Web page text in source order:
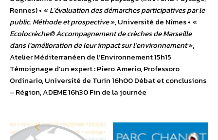
Rennes) • « L’évaluation des démarches participatives par le
public. Méthode et prospective», Université de Nîmes • «
Ecolocrèche® Accompagnement de crèches de Marseille
dans l’amélioration de leur impact sur l’environnement»,
Atelier Méditerranéen de l’Environnement 15h15
Témoignage d’un expert : Piero Amerio, Professoro
Ordinario, Université de Turin 16h00 Débat et conclusions
– Région, ADEME 16h30 Fin de la journée